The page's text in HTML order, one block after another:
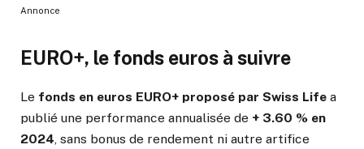
Annonce
EURO+, le fonds euros à suivre
Le fonds en euros EURO+ proposé par Swiss Life a
publié une performance annualisée de + 3.60 % en
2024, sans bonus de rendement ni autre artifice